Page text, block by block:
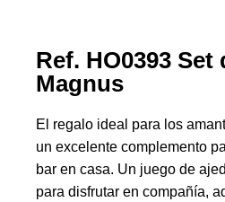
Ref. HO0393 Set
Magnus
El regalo ideal para los
un excelente complemento
bar en casa. Un juego de
para disfrutar en compañía,